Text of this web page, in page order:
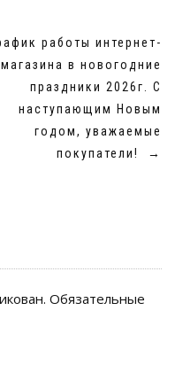
работы интернет-
магазина в новогодние
праздники 2026г. С
наступающим Новым
годом, уважаемые
покупатели!
→
Обязательные